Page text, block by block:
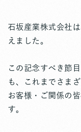
石坂産業株式会社
えました。
この記念すべき節
も、これまでさま
お客様・ご関係の
す。